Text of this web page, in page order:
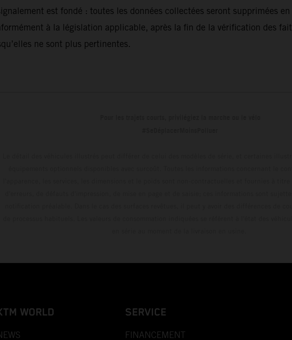
est fondé : toutes les données collectées seront supprimées
à la législation applicable, après la fin de la vérification des
ne sont plus pertinentes.
WORLD SERVICE
FINANCEMENT